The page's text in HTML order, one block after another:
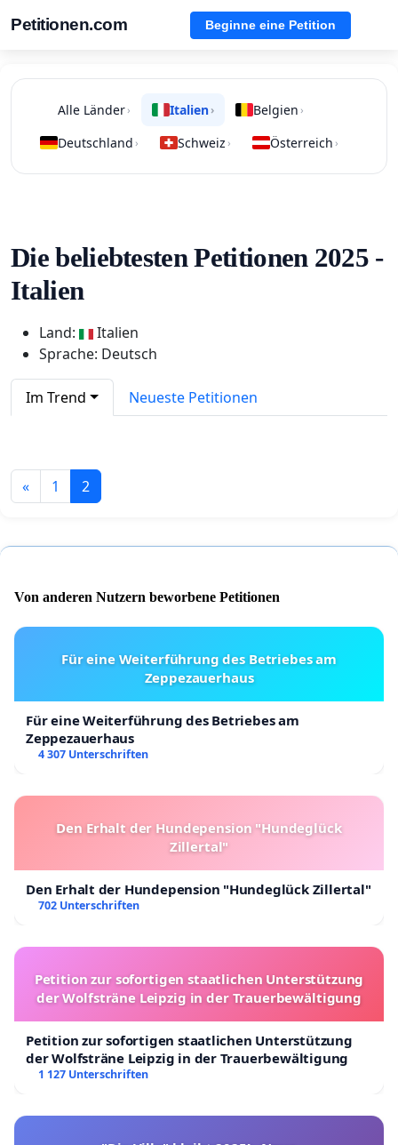
Petitionen.com Beginne eine Petition
Alle Länder› Italien› Belgien ›
Deutschland › Schweiz › Österreich ›
Die beliebtesten Petitionen 2025 -
Italien
Land:
Italien
Sprache: Deutsch
Im Trend Neueste Petitionen
« 1 2
Von anderen Nutzern beworbene Petitionen
Für eine Weiterführung des Betriebes am
Zeppezauerhaus
Für eine Weiterführung des Betriebes am
Zeppezauerhaus
4 307 Unterschriften
Den Erhalt der Hundepension "Hundeglück
Zillertal"
Den Erhalt der Hundepension "Hundeglück Zillertal"
702 Unterschriften
Petition zur sofortigen staatlichen Unterstützung
der Wolfsträne Leipzig in der Trauerbewältigung
Petition zur sofortigen staatlichen Unterstützung
der Wolfsträne Leipzig in der Trauerbewältigung
1 127 Unterschriften